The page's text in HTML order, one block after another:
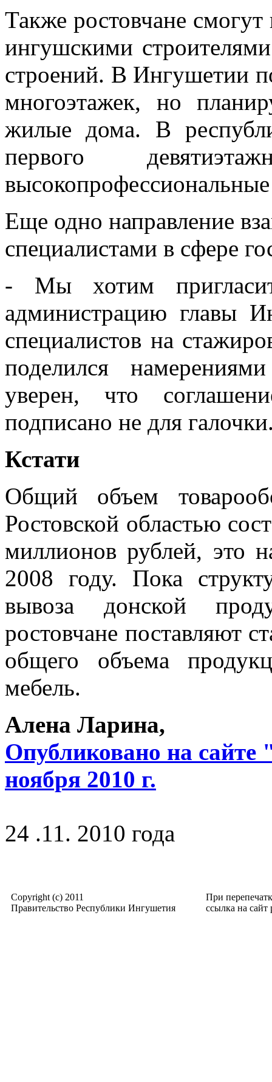
Также ростовчане
ингушскими
строений. В Ингушетии
многоэтажек, но
жилые дома. В
первого
высокопрофессиональные
Еще одно направление
специалистами в сфере
- Мы хотим
администрацию главы
специалистов на
поделился
уверен, что
подписано не для
Кстати
Общий объем
Ростовской областью
миллионов рублей, это
2008 году. Пока
вывоза донской
ростовчане поставляют
общего объема
мебель.
Алена Ларина,
Опубликовано на сайте
ноября 2010 г.
24 .11. 2010 года
Copyright (c) 2011
Правительство Республики Ингушетия
При
ссылка на сайт